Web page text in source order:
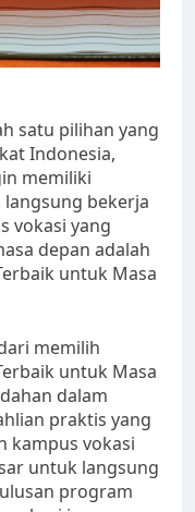
satu pilihan yang
Indonesia,
memiliki
bekerja
vokasi yang
depan adalah
untuk Masa
memilih
untuk Masa
dalam
praktis yang
kampus vokasi
untuk langsung
program